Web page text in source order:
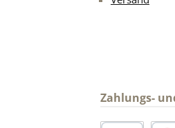
Zahlungs-